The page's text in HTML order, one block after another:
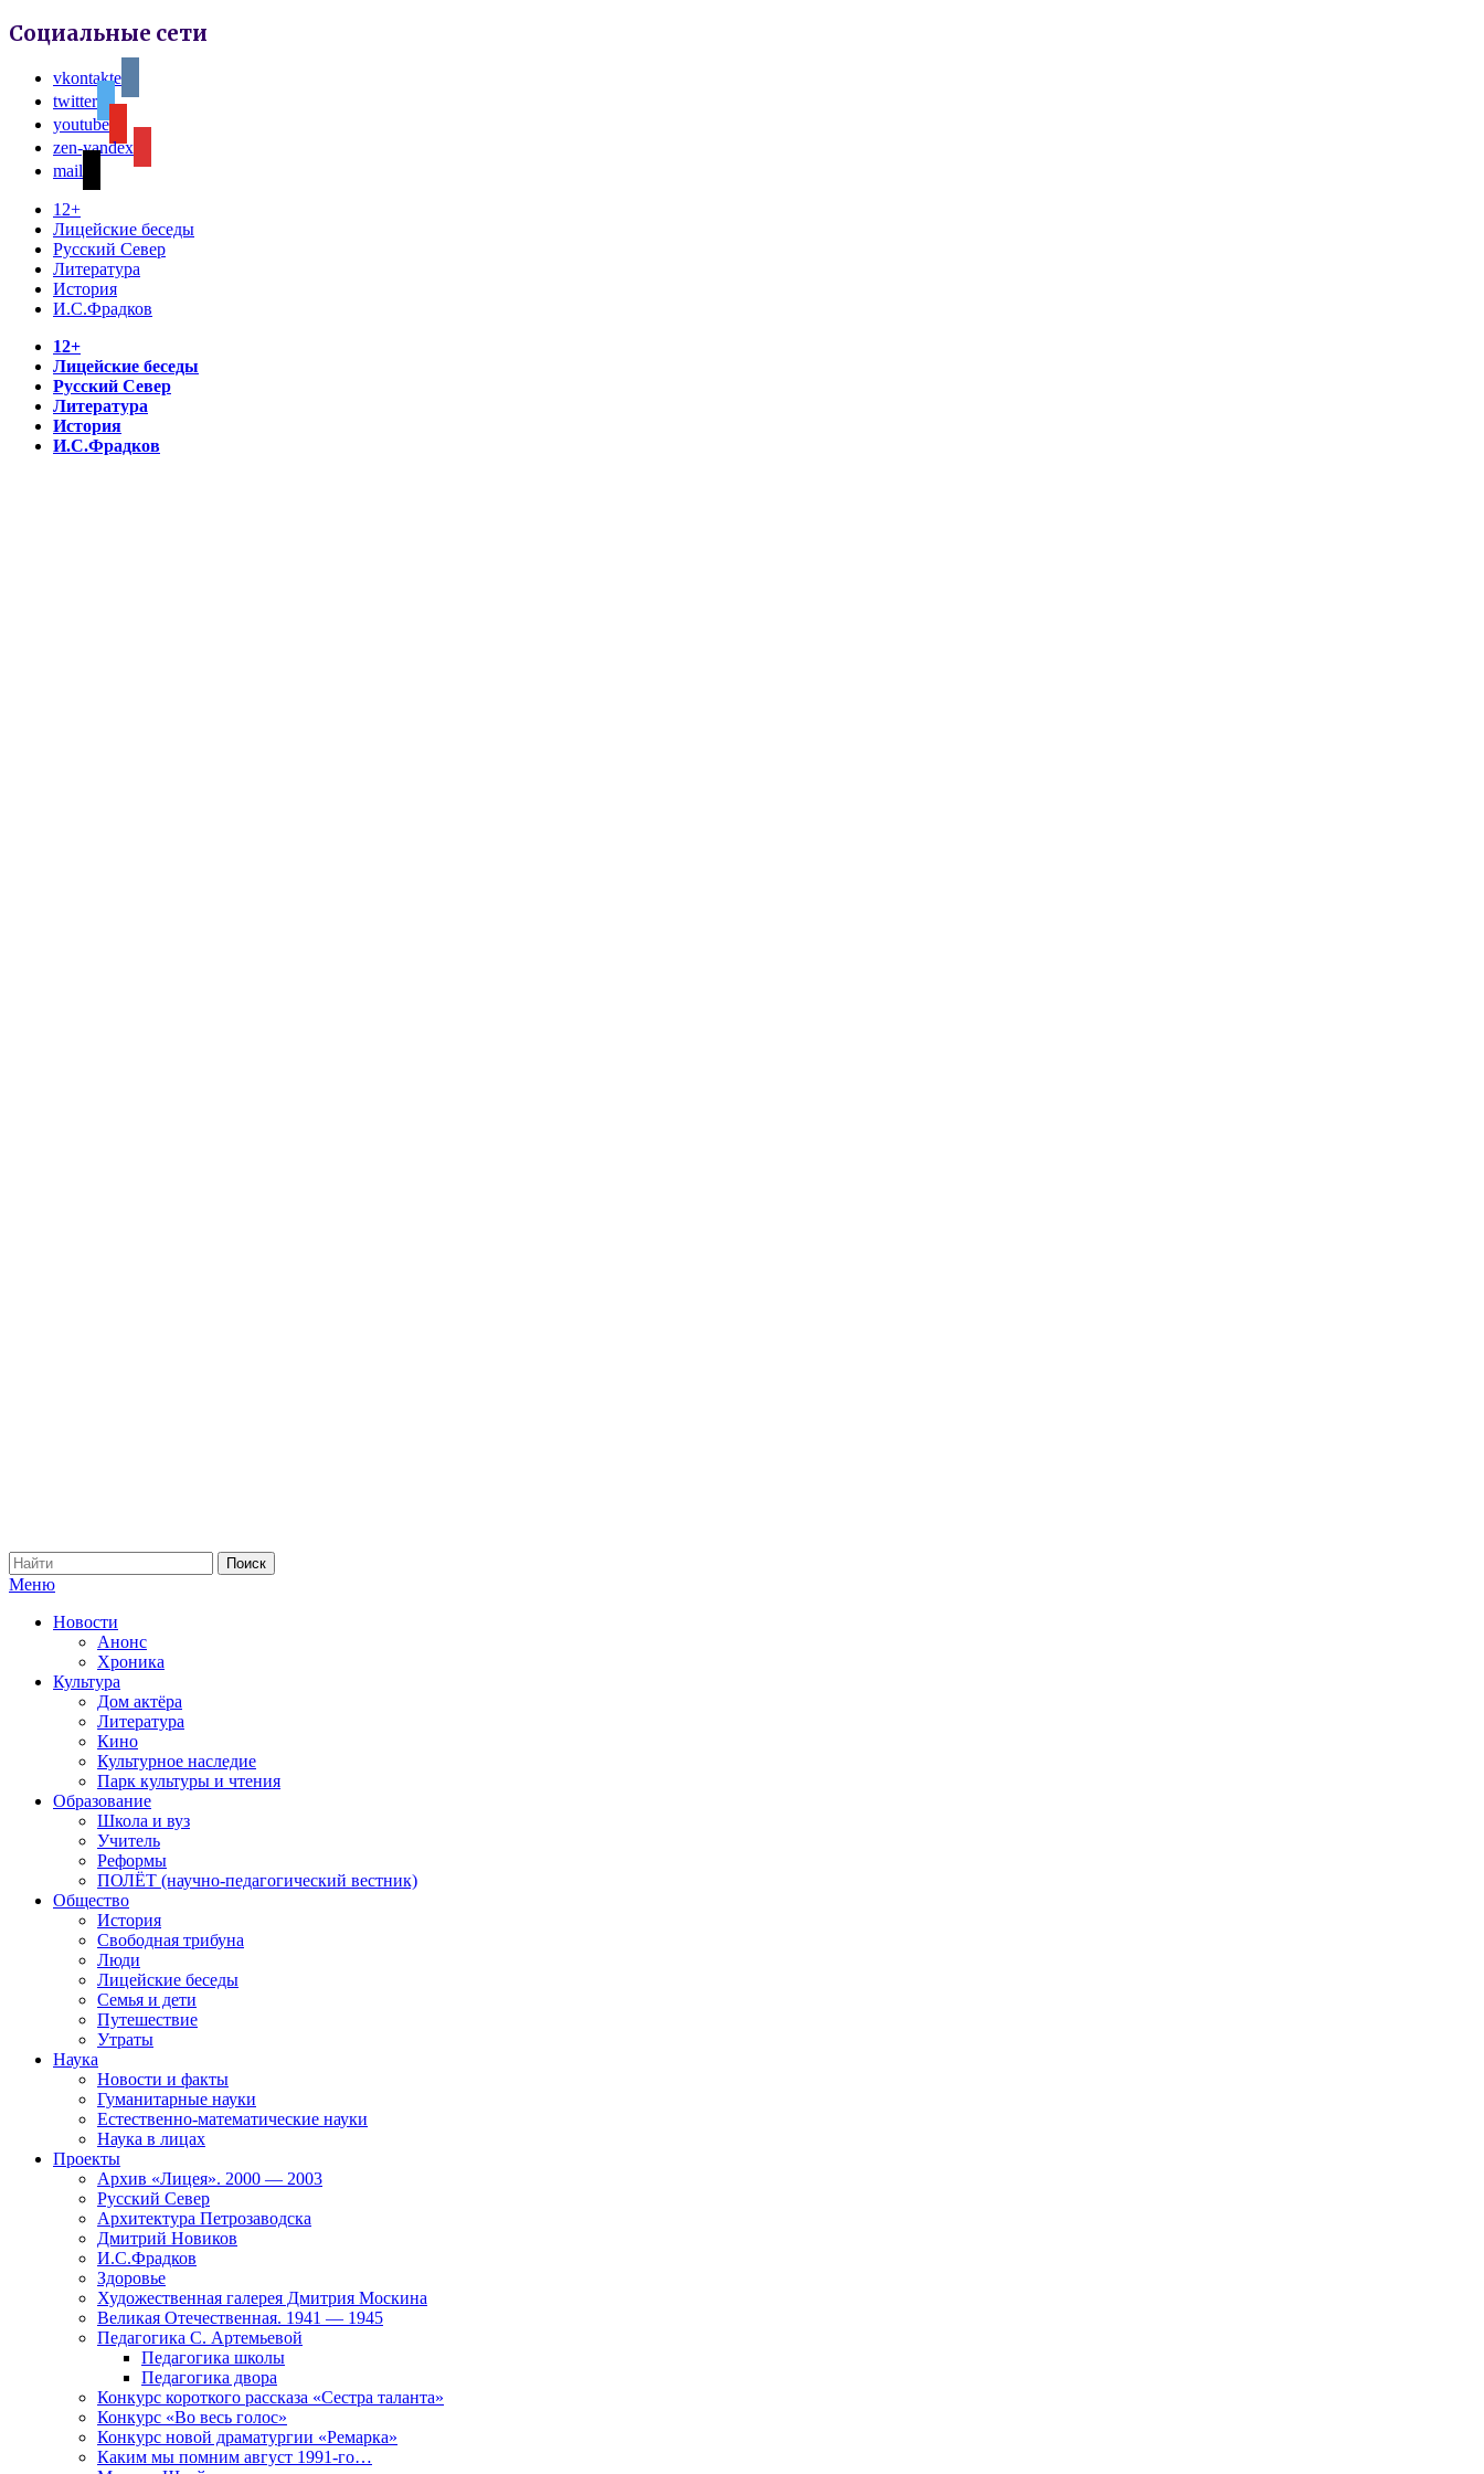
Социальные сети
vkontakte
twitter
youtube
zen-yandex
mail
12+
Лицейские беседы
Русский Север
Литература
История
И.С.Фрадков
12+
Лицейские беседы
Русский Север
Литература
История
И.С.Фрадков
Меню
Новости
Анонс
Хроника
Культура
Дом актёра
Литература
Кино
Культурное наследие
Парк культуры и чтения
Образование
Школа и вуз
Учитель
Реформы
ПОЛЁТ (научно-педагогический вестник)
Общество
История
Свободная трибуна
Люди
Лицейские беседы
Семья и дети
Путешествие
Утраты
Наука
Новости и факты
Гуманитарные науки
Естественно-математические науки
Наука в лицах
Проекты
Архив «Лицея». 2000 — 2003
Русский Север
Архитектура Петрозаводска
Дмитрий Новиков
И.С.Фрадков
Здоровье
Художественная галерея Дмитрия Москина
Великая Отечественная. 1941 — 1945
Педагогика С. Артемьевой
Педагогика школы
Педагогика двора
Конкурс короткого рассказа «Сестра таланта»
Конкурс «Во весь голос»
Конкурс новой драматургии «Ремарка»
Каким мы помним август 1991-го…